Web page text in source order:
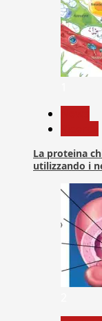
La proteina
utilizzando i